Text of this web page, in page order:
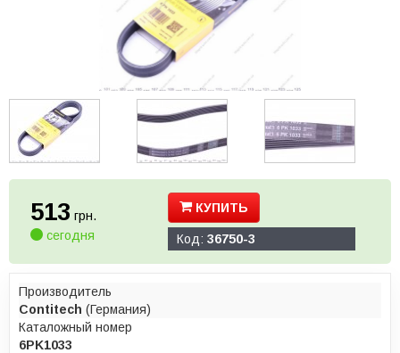
513 грн.
сегодня
КУПИТЬ
Код: 36750-3
Производитель
Contitech (Германия)
Каталожный номер
6PK1033